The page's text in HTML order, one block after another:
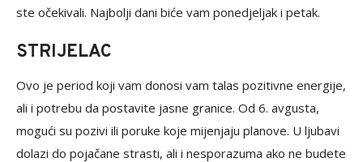
ste očekivali. Najbolji dani biće vam ponedjeljak i petak.
STRIJELAC
Ovo je period koji vam donosi vam talas pozitivne energije,
ali i potrebu da postavite jasne granice. Od 6. avgusta,
mogući su pozivi ili poruke koje mijenjaju planove. U ljubavi
dolazi do pojačane strasti, ali i nesporazuma ako ne budete